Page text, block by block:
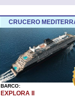
CRUCERO
BARCO:
EXPLORA II